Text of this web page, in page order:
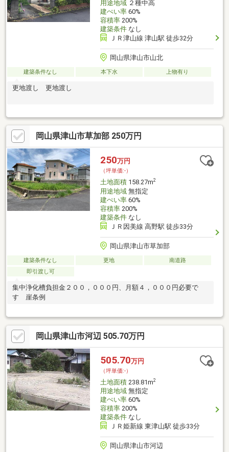
用途地域２種中高
建ぺい率60%
容積率200%
建築条件なし
ＪＲ津山線 津山駅 徒歩32分
岡山県津山市山北
建築条件なし 本下水 上物有り
更地渡し 更地渡し
岡山県津山市草加部 250万円
250万円
（坪単価:-）
土地面積158.27m2
用途地域無指定
建ぺい率60%
容積率200%
建築条件なし
ＪＲ因美線 高野駅 徒歩33分
岡山県津山市草加部
建築条件なし 更地
南道路
即引渡し可
集中浄化槽負担金２００，０００円、月額４，０００円必要で
す 崖条例
岡山県津山市河辺 505.70万円
505.70万円
（坪単価:-）
土地面積238.81m2
用途地域無指定
建ぺい率60%
容積率200%
建築条件なし
ＪＲ姫新線 東津山駅 徒歩33分
岡山県津山市河辺